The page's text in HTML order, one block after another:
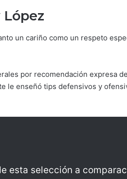
un cariño como un respeto
por recomendación expresa de
le enseñó tips defensivos y
esta selección a